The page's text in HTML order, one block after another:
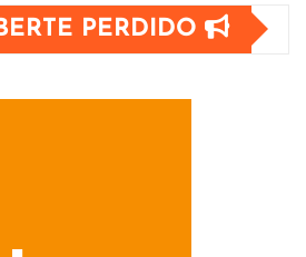
PERDIDO